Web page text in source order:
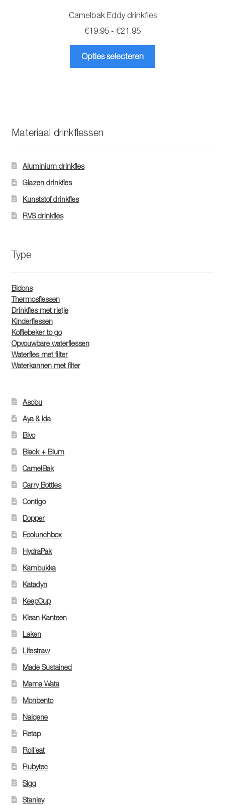
Camelbak Eddy drinkfles
€19.95 - €21.95Prijsklasse:
tot
€21.95
Opties selecteren
Materiaal drinkflessen
Aluminium drinkfles
Glazen drinkfles
Kunststof drinkfles
RVS drinkfles
Type
Bidons
Thermosflessen
Drinkfles met rietje
Kinderflessen
Koffiebeker to go
Opvouwbare waterflessen
Waterfles met filter
Waterkannen met filter
Asobu
Aya & Ida
Bivo
Black + Blum
CamelBak
Carry Bottles
Contigo
Dopper
Ecolunchbox
HydraPak
Kambukka
Katadyn
KeepCup
Klean Kanteen
Laken
Lifestraw
Made Sustained
Mama Wata
Monbento
Nalgene
Retap
Roll’eat
Rubytec
Sigg
Stanley